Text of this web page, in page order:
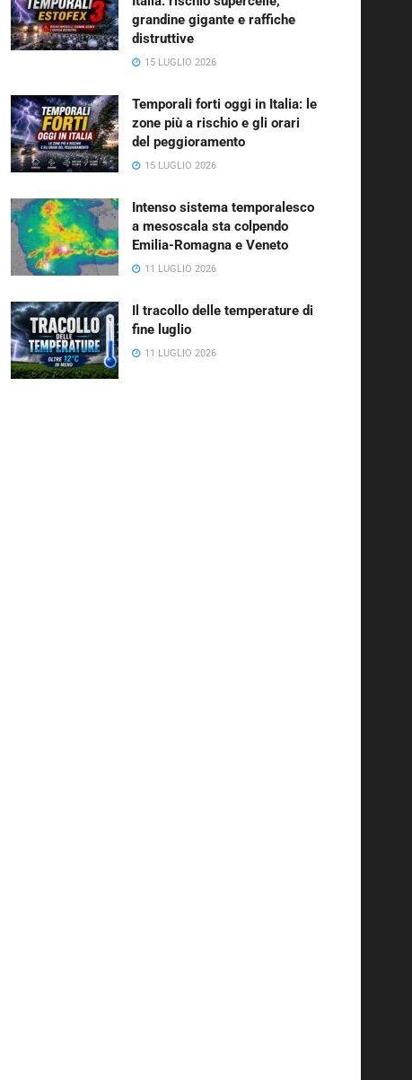
grandine gigante e raffiche
distruttive
15 LUGLIO 2026
Temporali forti oggi in Italia: le
zone più a rischio e gli orari
del peggioramento
15 LUGLIO 2026
Intenso sistema temporalesco
a mesoscala sta colpendo
Emilia-Romagna e Veneto
11 LUGLIO 2026
Il tracollo delle temperature di
fine luglio
11 LUGLIO 2026